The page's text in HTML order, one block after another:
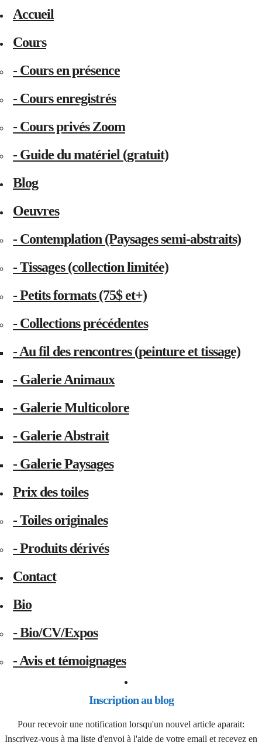
Accueil
Cours
- Cours en présence
- Cours enregistrés
- Cours privés Zoom
- Guide du matériel (gratuit)
Blog
Oeuvres
- Contemplation (Paysages semi-abstraits)
- Tissages (collection limitée)
- Petits formats (75$ et+)
- Collections précédentes
- Au fil des rencontres (peinture et tissage)
- Galerie Animaux
- Galerie Multicolore
- Galerie Abstrait
- Galerie Paysages
Prix des toiles
- Toiles originales
- Produits dérivés
Contact
Bio
- Bio/CV/Expos
- Avis et témoignages
Inscription au blog
Pour recevoir une notification lorsqu'un nouvel article aparait:
Inscrivez-vous à ma liste d'envoi à l'aide de votre email et recevez en